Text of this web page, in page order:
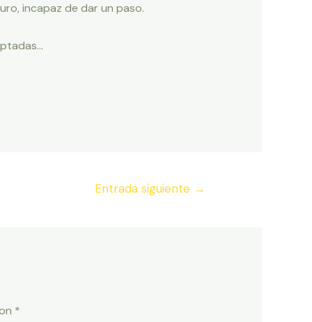
incapaz de dar un paso.
Entrada siguiente →
*